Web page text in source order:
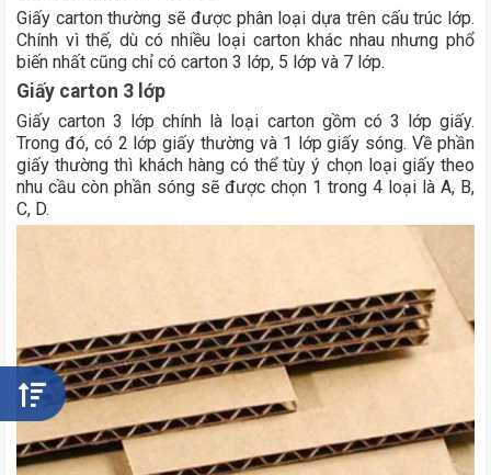
Giấy carton thường sẽ được phân loại dựa trên cấu trúc lớp.
Chính vì thế, dù có nhiều loại carton khác nhau nhưng phổ
biến nhất cũng chỉ có carton 3 lớp, 5 lớp và 7 lớp.
Giấy carton 3 lớp
Giấy carton 3 lớp chính là loại carton gồm có 3 lớp giấy.
Trong đó, có 2 lớp giấy thường và 1 lớp giấy sóng. Về phần
giấy thường thì khách hàng có thể tùy ý chọn loại giấy theo
nhu cầu còn phần sóng sẽ được chọn 1 trong 4 loại là A, B,
C, D.